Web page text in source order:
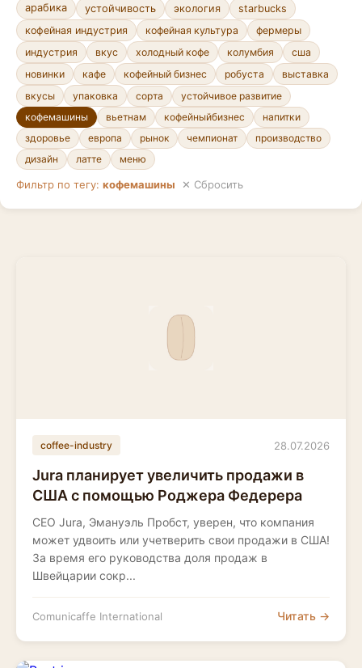
арабика
устойчивость экология
starbucks
кофейная индустрия
кофейная культура
фермеры
индустрия
вкус холодный кофе колумбия
сша
новинки
кафе кофейный бизнес робуста
выставка
вкусы
упаковка сорта
устойчивое развитие
кофемашины
вьетнам кофейныйбизнес
напитки
здоровье
европа рынок чемпионат
производство
дизайн
латте меню
Фильтр по тегу: кофемашины ✕ Сбросить
coffee-industry 28.07.2026
Jura планирует увеличить продажи в
США с помощью Роджера Федерера
CEO Jura, Эмануэль Пробст, уверен, что компания
может удвоить или учетверить свои продажи в США!
За время его руководства доля продаж в
Швейцарии сокр...
Comunicaffe International Читать →